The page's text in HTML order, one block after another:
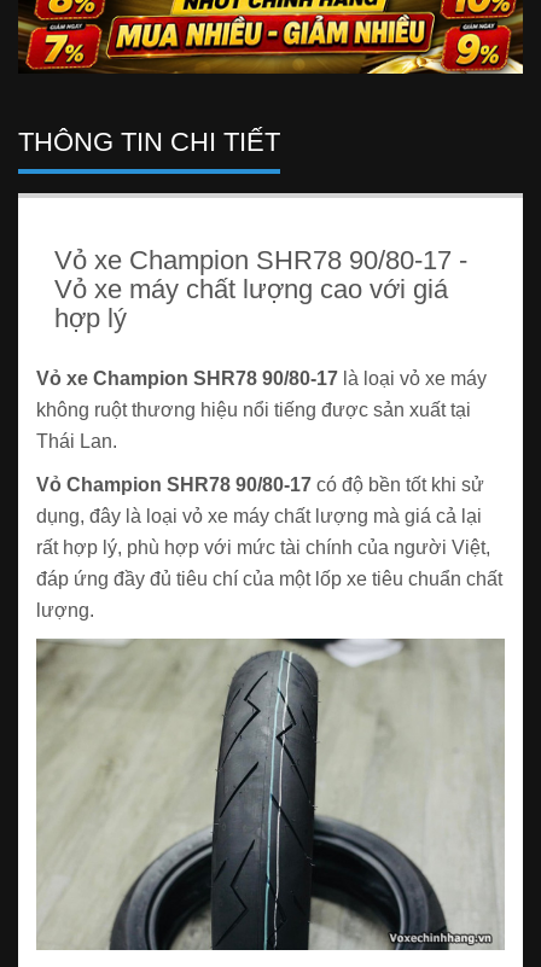
THÔNG TIN CHI TIẾT
Vỏ xe Champion SHR78 90/80-17 -
Vỏ xe máy chất lượng cao với giá
hợp lý
Vỏ xe Champion SHR78 90/80-17 là loại vỏ xe máy
không ruột thương hiệu nổi tiếng được sản xuất tại
Thái Lan.
Vỏ Champion SHR78 90/80-17 có độ bền tốt khi sử
dụng, đây là loại vỏ xe máy chất lượng mà giá cả lại
rất hợp lý, phù hợp với mức tài chính của người Việt,
đáp ứng đầy đủ tiêu chí của một lốp xe tiêu chuẩn chất
lượng.